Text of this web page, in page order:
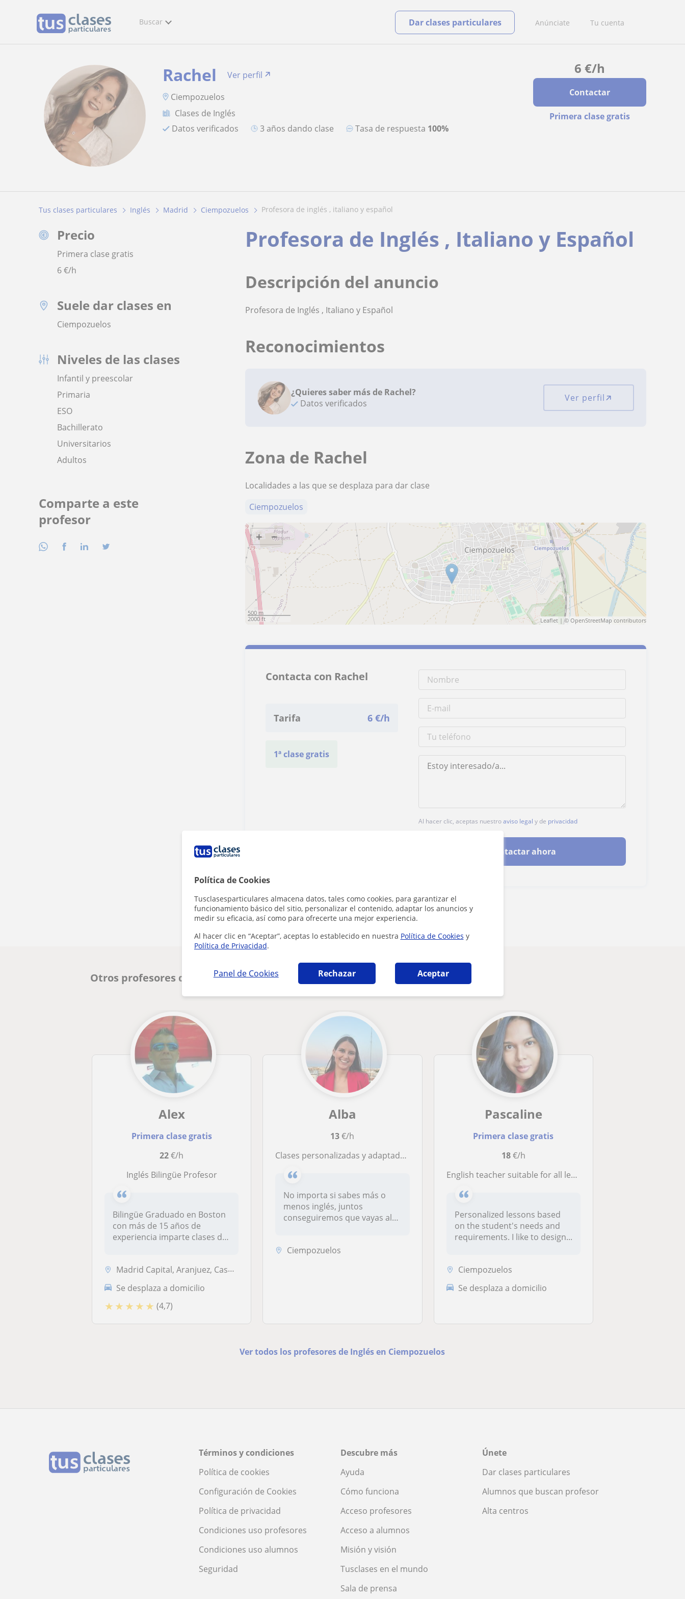
Política de Cookies
Tusclasesparticulares almacena datos, tales como cookies, para garantizar el
funcionamiento básico del sitio, personalizar el contenido, adaptar los anuncios y
medir su eficacia, así como para ofrecerte una mejor experiencia.
Al hacer clic en “Aceptar”, aceptas lo establecido en nuestra Política de Cookies y
Política de Privacidad.
Panel de Cookies Rechazar Aceptar
Buscar Anúnciate Tu cuenta
Dar clases particulares
6 €/h
Contactar
Primera clase gratis
Rachel
Ver perfil
Ciempozuelos
Clases de Inglés
Datos verificados
3 años dando clase Tasa de respuesta 100%
Tus clases particulares Inglés Madrid Ciempozuelos profesora de inglés , italiano y español
Precio
Primera clase gratis
6€/h
Suele dar clases en
Ciempozuelos
Niveles de las clases
Infantil y preescolar
Primaria
ESO
Bachillerato
Universitarios
Adultos
Comparte a este
profesor
Profesora de Inglés , Italiano y Español
Descripción del anuncio
Profesora de Inglés , Italiano y Español
Reconocimientos
¿Quieres saber más de Rachel?
Datos verificados
Ver perfil
Zona de Rachel
Localidades a las que se desplaza para dar clase
Ciempozuelos
+ −
500 m
2000 ft
Leaflet| © OpenStreetMap contributors
Contacta con Rachel
Tarifa 6 €/h
1ª clase gratis
Al hacer clic, aceptas nuestroaviso legal y de privacidad
Contactar ahora
¿Hay algún error en este perfil?Cuéntanos
Otros profesores de Inglés en Ciempozuelos que pueden interesarte
Alex
Primera clase gratis
22€/h
Inglés Bilingüe Profesor
Bilingüe Graduado en Boston
con más de 15 años de
experiencia imparte clases de
Madrid Capital, Aranjuez, Casarrubuelos, Ciempozuelos, Getafe, Griñón,...
Se desplaza a domicilio
★ ★ ★ ★ ★ (4,7)
Alba
13€/h
Clases personalizadas y adaptadas a todos los niveles.
No importa si sabes más o
menos inglés, juntos
conseguiremos que vayas al
Ciempozuelos
Pascaline
Primera clase gratis
18€/h
English teacher suitable for all levels and ages
Personalized lessons based
on the student's needs and
requirements. I like to design...
Ciempozuelos
Se desplaza a domicilio
Ver todos los profesores de Inglés en Ciempozuelos
Términos y condiciones
Política de cookies
Configuración de Cookies
Política de privacidad
Condiciones uso profesores
Condiciones uso alumnos
Seguridad
Descubre más
Ayuda
Cómo funciona
Acceso profesores
Acceso a alumnos
Misión y visión
Tusclases en el mundo
Sala de prensa
Únete
Dar clases particulares
Alumnos que buscan profesor
Alta centros